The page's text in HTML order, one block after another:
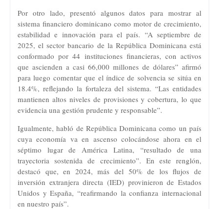
Por otro lado, presentó algunos datos para mostrar al
sistema financiero dominicano como motor de crecimiento,
estabilidad e innovación para el país. “A septiembre de
2025, el sector bancario de la República Dominicana está
conformado por 44 instituciones financieras, con activos
que ascienden a casi 66,000 millones de dólares” afirmó
para luego comentar que el índice de solvencia se sitúa en
18.4%, reflejando la fortaleza del sistema. “Las entidades
mantienen altos niveles de provisiones y cobertura, lo que
evidencia una gestión prudente y responsable”.
Igualmente, habló de República Dominicana como un país
cuya economía va en ascenso colocándose ahora en el
séptimo lugar de América Latina, “resultado de una
trayectoria sostenida de crecimiento”. En este renglón,
destacó que, en 2024, más del 50% de los flujos de
inversión extranjera directa (IED) provinieron de Estados
Unidos y España, “reafirmando la confianza internacional
en nuestro país”.